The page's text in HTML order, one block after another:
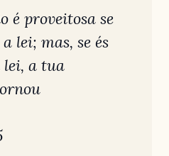
é proveitosa se
lei; mas, se és
lei, a tua